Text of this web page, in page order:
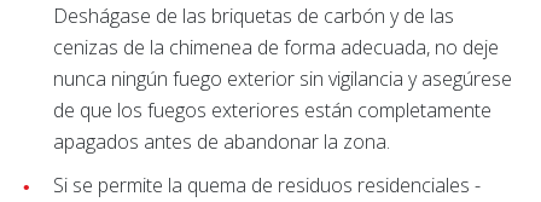
Deshágase de las briquetas de carbón y de las
cenizas de la chimenea de forma adecuada, no deje
nunca ningún fuego exterior sin vigilancia y asegúrese
de que los fuegos exteriores están completamente
apagados antes de abandonar la zona.
Si se permite la quema de residuos residenciales -